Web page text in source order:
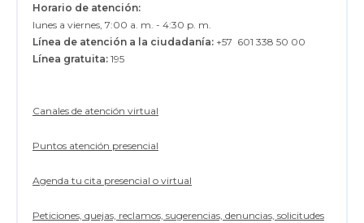
Horario de atención:
lunes a viernes, 7:00 a. m. - 4:30 p. m.
Línea de atención a la ciudadanía: +57 601 338 50 00
Línea gratuita: 195
Canales de atención virtual
Puntos atención presencial
Agenda tu cita presencial o virtual
Peticiones, quejas, reclamos, sugerencias, denuncias, solicitudes